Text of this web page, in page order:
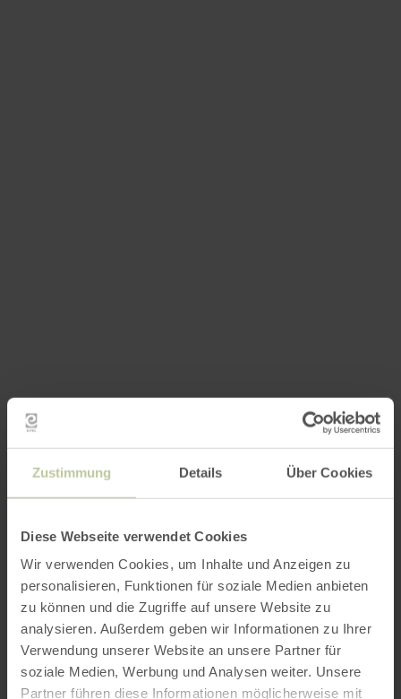
Zustimmung Details Über Cookies
Diese Webseite verwendet Cookies
Wir verwenden Cookies, um Inhalte und Anzeigen zu
personalisieren, Funktionen für soziale Medien anbieten
zu können und die Zugriffe auf unsere Website zu
analysieren. Außerdem geben wir Informationen zu Ihrer
Verwendung unserer Website an unsere Partner für
soziale Medien, Werbung und Analysen weiter. Unsere
Partner führen diese Informationen möglicherweise mit